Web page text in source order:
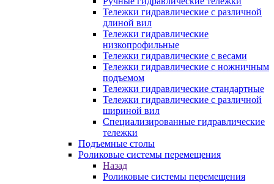
Тележки гидравлические с различной
длиной вил
Тележки гидравлические
низкопрофильные
Тележки гидравлические с весами
Тележки гидравлические с ножничным
подъемом
Тележки гидравлические стандартные
Тележки гидравлические с различной
шириной вил
Специализированные гидравлические
тележки
Подъемные столы
Роликовые системы перемещения
Назад
Роликовые системы перемещения